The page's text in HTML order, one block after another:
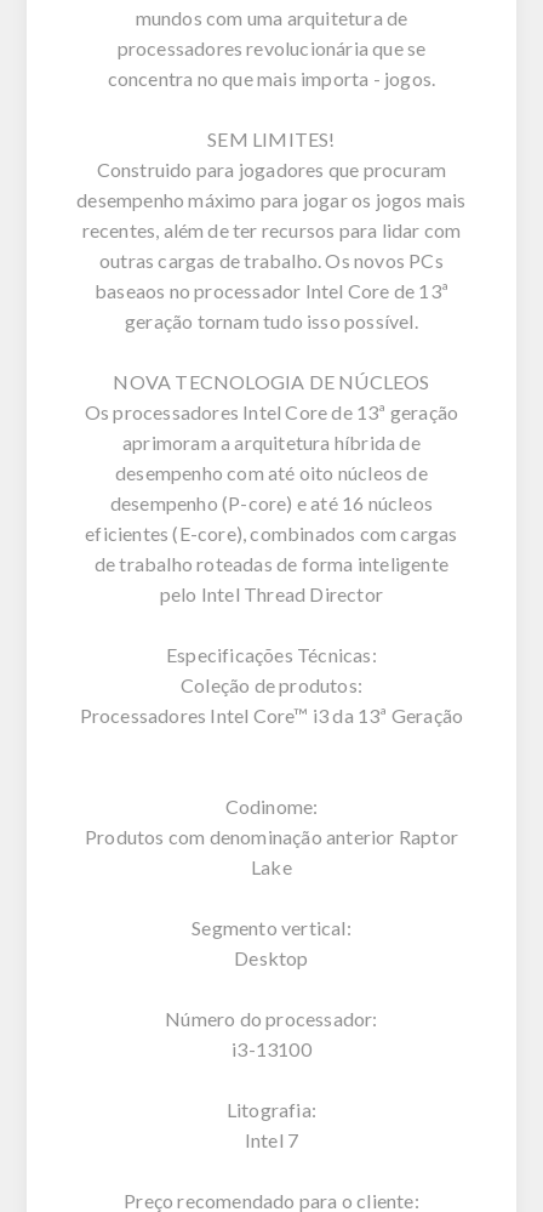
mundos com uma arquitetura de
processadores revolucionária que se
concentra no que mais importa - jogos.
SEM LIMITES!
Construido para jogadores que procuram
desempenho máximo para jogar os jogos mais
recentes, além de ter recursos para lidar com
outras cargas de trabalho. Os novos PCs
baseaos no processador Intel Core de 13ª
geração tornam tudo isso possível.
NOVA TECNOLOGIA DE NÚCLEOS
Os processadores Intel Core de 13ª geração
aprimoram a arquitetura híbrida de
desempenho com até oito núcleos de
desempenho (P-core) e até 16 núcleos
eficientes (E-core), combinados com cargas
de trabalho roteadas de forma inteligente
pelo Intel Thread Director
Especificações Técnicas:
Coleção de produtos:
Processadores Intel Core™ i3 da 13ª Geração
Codinome:
Produtos com denominação anterior Raptor
Lake
Segmento vertical:
Desktop
Número do processador:
i3-13100
Litografia:
Intel 7
Preço recomendado para o cliente: